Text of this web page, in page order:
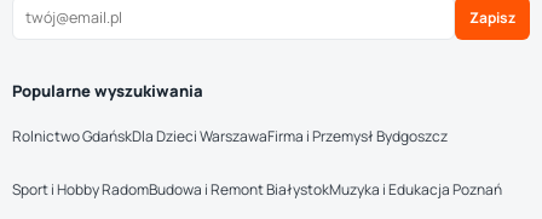
Zapisz
Popularne wyszukiwania
Rolnictwo GdańskDla Dzieci WarszawaFirma i Przemysł Bydgoszcz
Sport i Hobby RadomBudowa i Remont BiałystokMuzyka i Edukacja Poznań